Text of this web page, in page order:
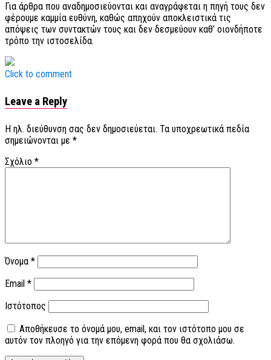
Για άρθρα που αναδημοσιεύονται και αναγράφεται η πηγή τους δεν
φέρουμε καμμία ευθύνη, καθώς απηχούν αποκλειστικά τις
απόψεις των συντακτών τους και δεν δεσμεύουν καθ’ οιονδήποτε
τρόπο την ιστοσελίδα.
Click to comment
Leave a Reply
Η ηλ. διεύθυνση σας δεν δημοσιεύεται. Τα υποχρεωτικά πεδία
σημειώνονται με *
Σχόλιο *
Όνομα *
Email *
Ιστότοπος
Αποθήκευσε το όνομά μου, email, και τον ιστότοπο μου σε
αυτόν τον πλοηγό για την επόμενη φορά που θα σχολιάσω.